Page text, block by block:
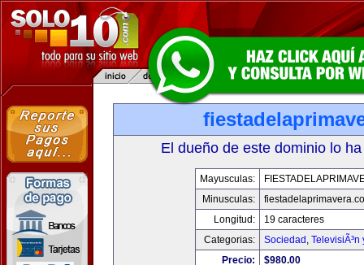
El dueño de este dominio lo
Mayusculas:
Minusculas:
Longitud:
19 caracteres
Categorias:
Sociedad , TelevisiÃ³n
Precio:
$980.00